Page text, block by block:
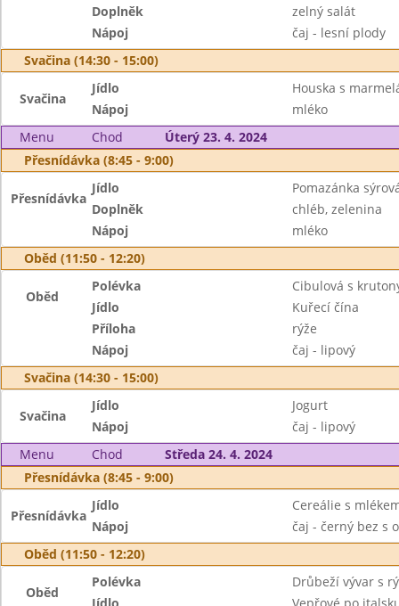
Doplněk
zelný salát
Nápoj
čaj - lesní plody
Svačina (14:30 - 15:00)
Svačina
Jídlo
Houska s
Nápoj
mléko
Menu
Chod
Úterý 23. 4. 2024
Přesnídávka (8:45 - 9:00)
Přesnídávka
Jídlo
Pomazánka
Doplněk
chléb, zelenina
Nápoj
mléko
Oběd (11:50 - 12:20)
Oběd
Polévka
Cibulová s
Jídlo
Kuřecí čína
Příloha
rýže
Nápoj
čaj - lipový
Svačina (14:30 - 15:00)
Svačina
Jídlo
Jogurt
Nápoj
čaj - lipový
Menu
Chod
Středa 24. 4. 2024
Přesnídávka (8:45 - 9:00)
Přesnídávka
Jídlo
Cereálie s
Nápoj
čaj - černý bez s
Oběd (11:50 - 12:20)
Oběd
Polévka
Drůbeží vývar s